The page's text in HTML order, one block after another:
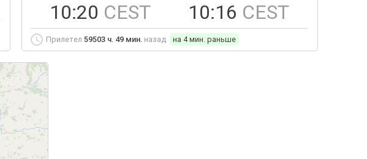
10:20 CEST 10:16 CEST
Прилетел 59503 ч. 49 мин. назад на 4 мин. раньше